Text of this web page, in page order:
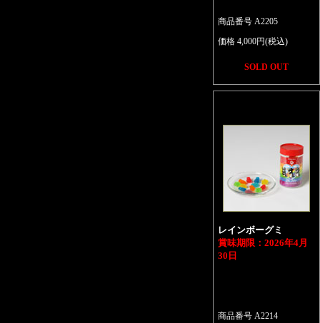
商品番号 A2205
価格 4,000円(税込)
SOLD OUT
レインボーグミ
賞味期限：2026年4月
30日
商品番号 A2214